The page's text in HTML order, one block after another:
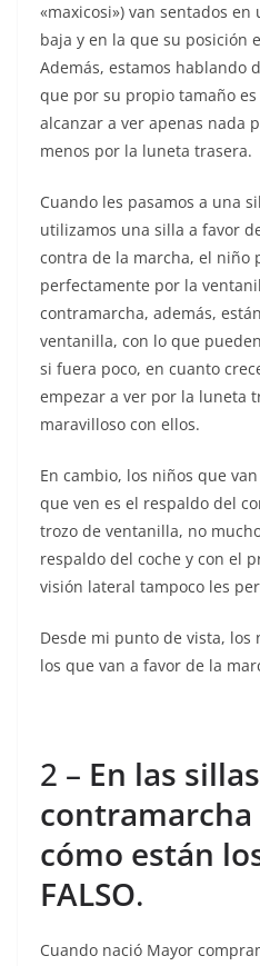
«maxicosi») van sentados
baja y en la que su posición
Además, estamos hablando
que por su propio tamaño
alcanzar a ver apenas nada
menos por la luneta trasera.
Cuando les pasamos a una
utilizamos una silla a favor
contra de la marcha, el niño
perfectamente por la
contramarcha, además,
ventanilla, con lo que
si fuera poco, en cuanto
empezar a ver por la luneta
maravilloso con ellos.
En cambio, los niños que
que ven es el respaldo del
trozo de ventanilla, no
respaldo del coche y con el
visión lateral tampoco les
Desde mi punto de vista, los
los que van a favor de la
2 – En las
cómo están
FALSO.
Cuando nació Mayor